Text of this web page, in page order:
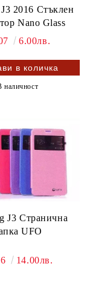
J3 2016 Стъклен
Nano Glass
6.00лв.
наличност
J3 Странична
UFO
14.00лв.